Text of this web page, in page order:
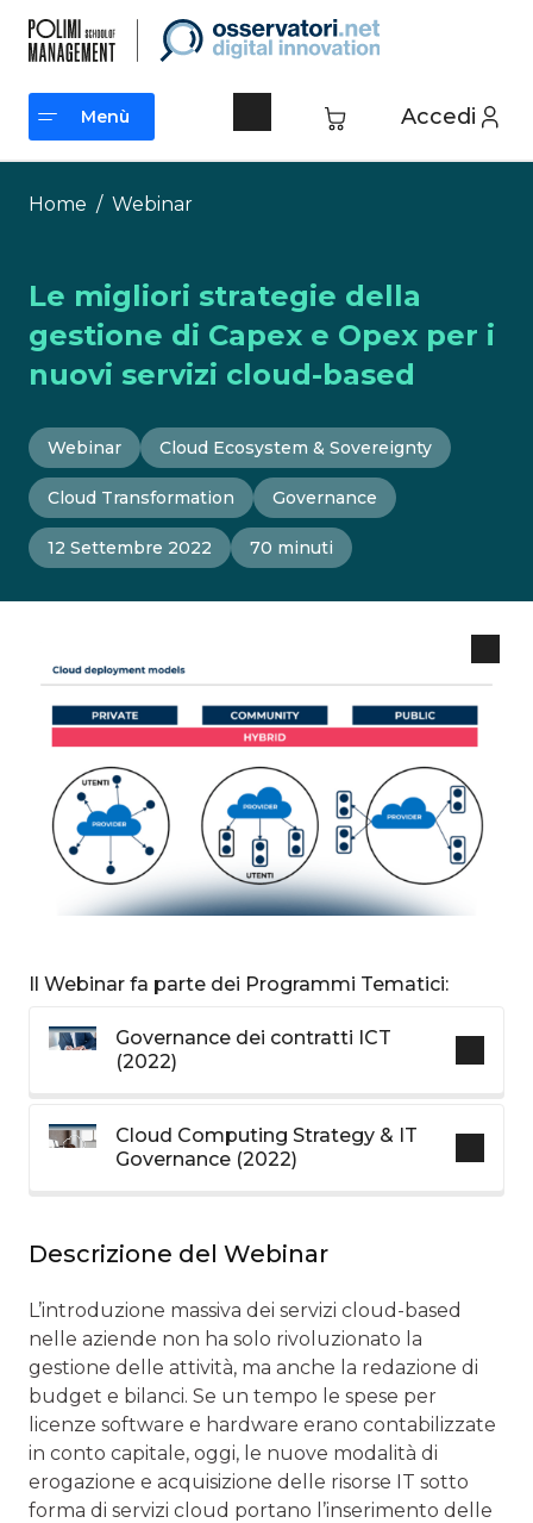
contenuto
Accedi
Menù
Menù
Home / Webinar
Le migliori strategie della
gestione di Capex e Opex per i
nuovi servizi cloud-based
Webinar Cloud Ecosystem & Sovereignty
Cloud Transformation Governance
12 Settembre 2022 70 minuti
Il Webinar fa parte dei Programmi Tematici:
Governance dei contratti ICT
(2022)
Cloud Computing Strategy & IT
Governance (2022)
Descrizione del Webinar
L’introduzione massiva dei servizi cloud-based
nelle aziende non ha solo rivoluzionato la
gestione delle attività, ma anche la redazione di
budget e bilanci. Se un tempo le spese per
licenze software e hardware erano contabilizzate
in conto capitale, oggi, le nuove modalità di
erogazione e acquisizione delle risorse IT sotto
forma di servizi cloud portano l’inserimento delle